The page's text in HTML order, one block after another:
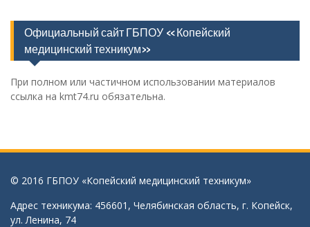
Официальный сайт ГБПОУ «Копейский
медицинский техникум»
При полном или частичном использовании материалов
ссылка на kmt74.ru обязательна.
© 2016 ГБПОУ «Копейский медицинский техникум»
Адрес техникума: 456601, Челябинская область, г. Копейск,
ул. Ленина, 74